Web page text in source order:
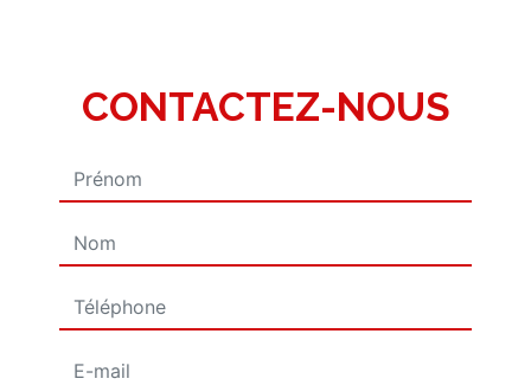
CONTACTEZ-NOUS